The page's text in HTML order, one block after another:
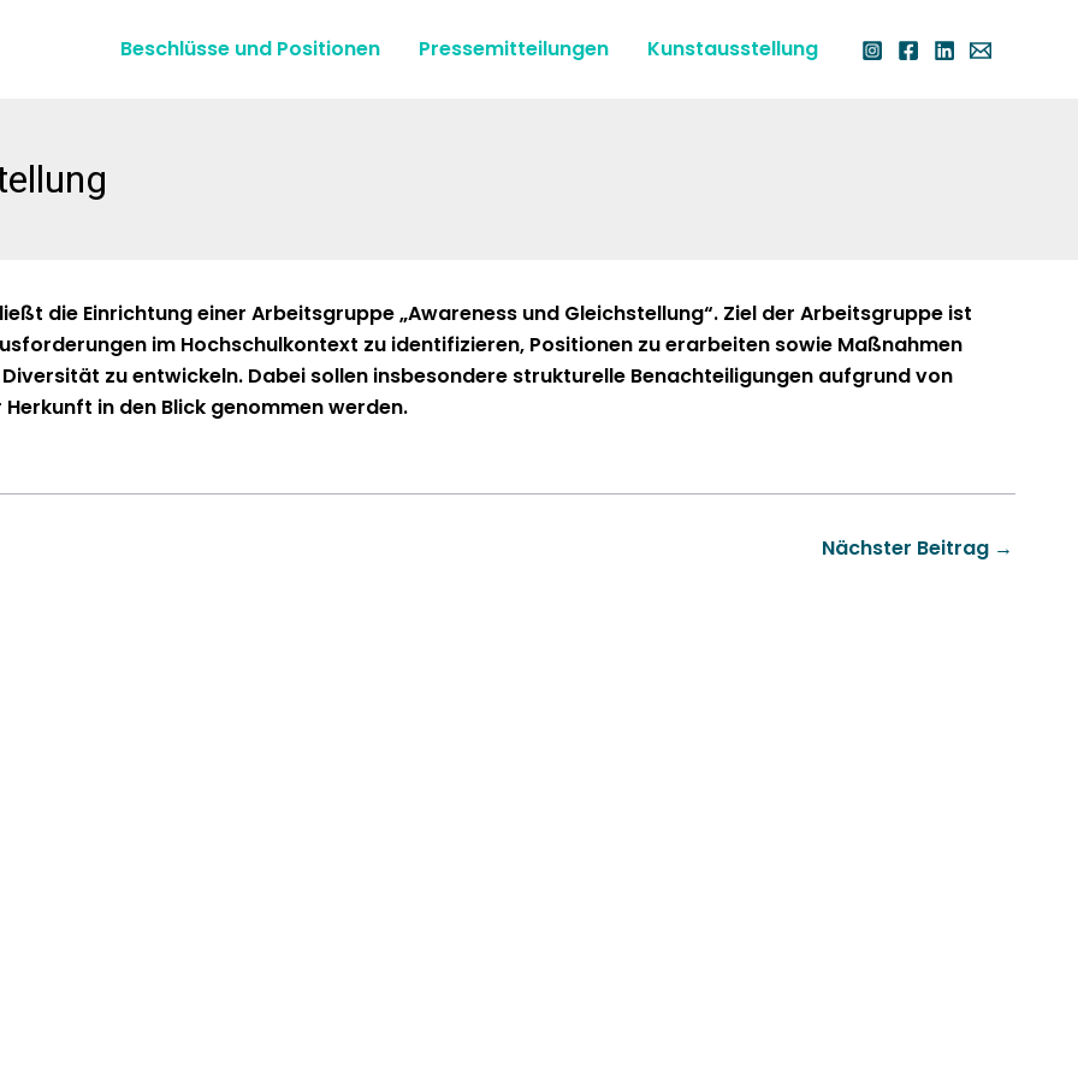
Beschlüsse und Positionen Pressemitteilungen Kunstausstellung
die Ein­rich­tung ein­er Arbeits­gruppe „Aware­ness und Gle­ich­stel­lung“. Ziel der Arbeits­gruppe ist
im Hochschulkon­text zu iden­ti­fizieren, Posi­tio­nen zu erar­beit­en sowie Maß­nah­men
zu entwick­eln. Dabei sollen ins­beson­dere struk­turelle Benachteili­gun­gen auf­grund von
in den Blick genom­men wer­den.
Nächster Beitrag →